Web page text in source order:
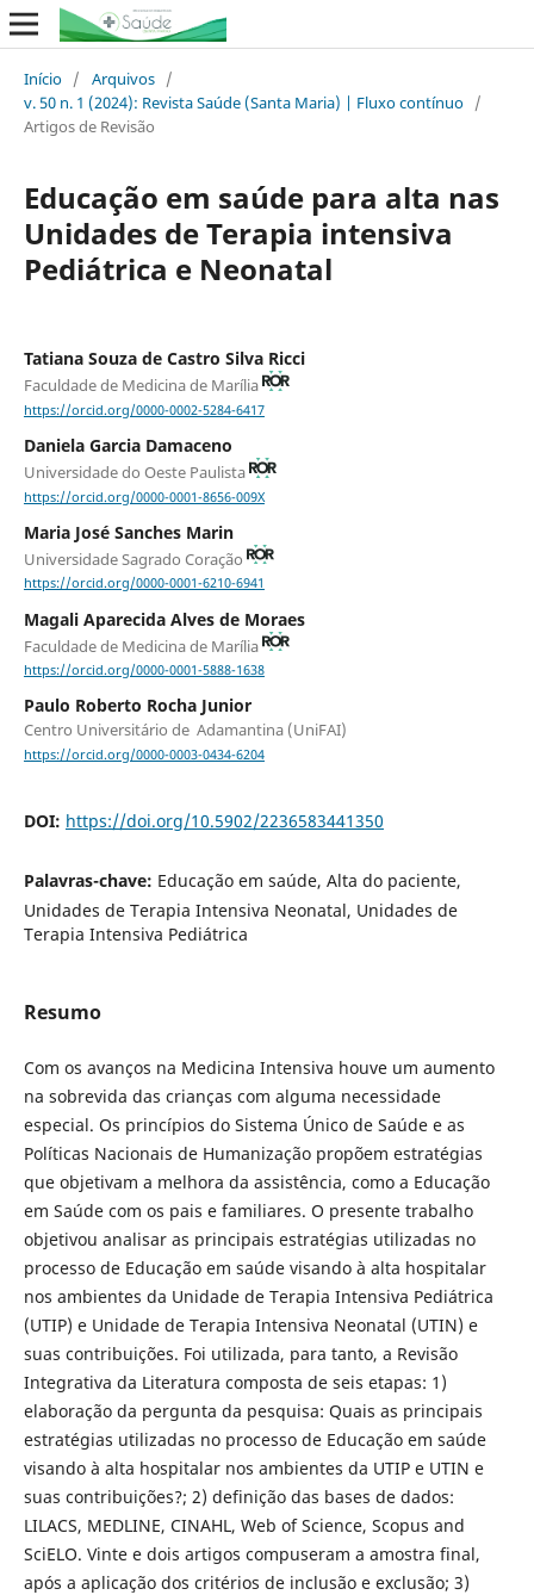
Início / Arquivos /
v. 50 n. 1 (2024): Revista Saúde (Santa Maria) | Fluxo contínuo /
Artigos de Revisão
Educação em saúde para alta nas
Unidades de Terapia intensiva
Pediátrica e Neonatal
Tatiana Souza de Castro Silva Ricci
Faculdade de Medicina de Marília
https://orcid.org/0000-0002-5284-6417
Daniela Garcia Damaceno
Universidade do Oeste Paulista
https://orcid.org/0000-0001-8656-009X
Maria José Sanches Marin
Universidade Sagrado Coração
https://orcid.org/0000-0001-6210-6941
Magali Aparecida Alves de Moraes
Faculdade de Medicina de Marília
https://orcid.org/0000-0001-5888-1638
Paulo Roberto Rocha Junior
Centro Universitário de Adamantina (UniFAI)
https://orcid.org/0000-0003-0434-6204
DOI: https://doi.org/10.5902/2236583441350
Palavras-chave: Educação em saúde, Alta do paciente,
Unidades de Terapia Intensiva Neonatal, Unidades de
Terapia Intensiva Pediátrica
Resumo
Com os avanços na Medicina Intensiva houve um aumento
na sobrevida das crianças com alguma necessidade
especial. Os princípios do Sistema Único de Saúde e as
Políticas Nacionais de Humanização propõem estratégias
que objetivam a melhora da assistência, como a Educação
em Saúde com os pais e familiares. O presente trabalho
objetivou analisar as principais estratégias utilizadas no
processo de Educação em saúde visando à alta hospitalar
nos ambientes da Unidade de Terapia Intensiva Pediátrica
(UTIP) e Unidade de Terapia Intensiva Neonatal (UTIN) e
suas contribuições. Foi utilizada, para tanto, a Revisão
Integrativa da Literatura composta de seis etapas: 1)
elaboração da pergunta da pesquisa: Quais as principais
estratégias utilizadas no processo de Educação em saúde
visando à alta hospitalar nos ambientes da UTIP e UTIN e
suas contribuições?; 2) definição das bases de dados:
LILACS, MEDLINE, CINAHL, Web of Science, Scopus and
SciELO. Vinte e dois artigos compuseram a amostra final,
após a aplicação dos critérios de inclusão e exclusão; 3)